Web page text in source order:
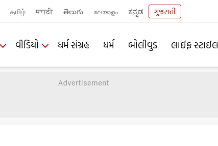
தமிழ் मराठी తెలుగు മലയാളം ಕನ್ನಡ ગુજરાતી
વીડિયો ધર્મ સંગ્રહ ધર્મ બોલીવુડ લાઈફ સ્ટાઈલ